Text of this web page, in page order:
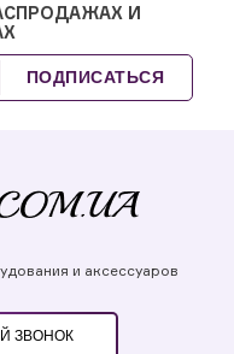
И
ПОДПИСАТЬСЯ
и аксессуаров
ЗВОНОК